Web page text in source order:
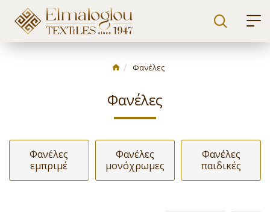
Φανέλες
Φανέλες
Φανέλες
εμπριμέ
Φανέλες
μονόχρωμες
Φανέλες
παιδικές